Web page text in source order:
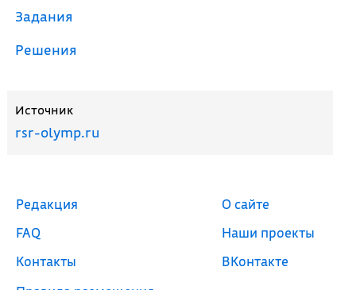
Задания
Решения
Источник
rsr-olymp.ru
Редакция
FAQ
Контакты
О сайте
Наши проекты
ВКонтакте